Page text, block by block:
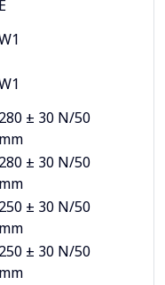
E
280 ± 30 N/50
mm
280 ± 30 N/50
mm
250 ± 30 N/50
mm
250 ± 30 N/50
mm